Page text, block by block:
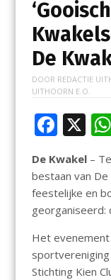
De
DOOR REDACTIE
UITHOORN E.O.
F
ac
e
b
o
o
k
X
De Kwakel–
bestaan van
feestelijke en
georganiseerd:
Het evenement
Stichting Kien